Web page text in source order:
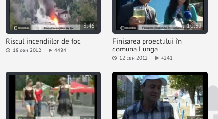
3:46
Riscul incendiilor de foc
18 сен 2012 4484
10:33
Finisarea proectului în
comuna Lunga
12 сен 2012 4241